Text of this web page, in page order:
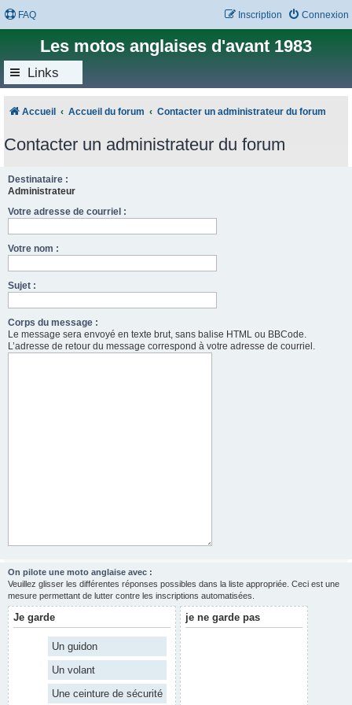
FAQ Connexion
Inscription
Les motos anglaises d'avant 1983
Links
Accueil Accueil du forum Contacter un administrateur du forum
Contacter un administrateur du forum
Destinataire :
Administrateur
Votre adresse de courriel :
Votre nom :
Sujet :
Corps du message :
Le message sera envoyé en texte brut, sans balise HTML ou BBCode.
L’adresse de retour du message correspond à votre adresse de courriel.
On pilote une moto anglaise avec :
Veuillez glisser les différentes réponses possibles dans la liste appropriée. Ceci est une
mesure permettant de lutter contre les inscriptions automatisées.
Je garde
Un guidon
Un volant
Une ceinture de sécurité
je ne garde pas